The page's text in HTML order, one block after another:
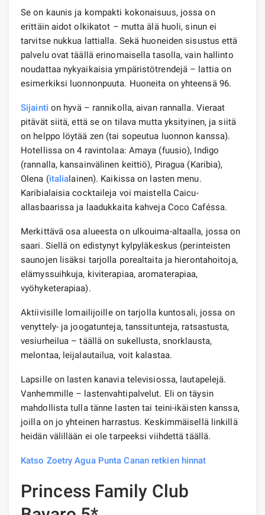
Se on kaunis ja kompakti kokonaisuus, jossa on
erittäin aidot olkikatot – mutta älä huoli, sinun ei
tarvitse nukkua lattialla. Sekä huoneiden sisustus että
palvelu ovat täällä erinomaisella tasolla, vain hallinto
noudattaa nykyaikaisia ​​ympäristötrendejä – lattia on
esimerkiksi luonnonpuuta. Huoneita on yhteensä 96.
Sijainti on hyvä – rannikolla, aivan rannalla. Vieraat
pitävät siitä, että se on tilava mutta yksityinen, ja siitä
on helppo löytää zen (tai sopeutua luonnon kanssa).
Hotellissa on 4 ravintolaa: Amaya (fuusio), Indigo
(rannalla, kansainvälinen keittiö), Piragua (Karibia),
Olena (italialainen). Kaikissa on lasten menu.
Karibialaisia ​​cocktaileja voi maistella Caicu-
allasbaarissa ja laadukkaita kahveja Coco Caféssa.
Merkittävä osa alueesta on ulkouima-altaalla, jossa on
saari. Siellä on edistynyt kylpyläkeskus (perinteisten
saunojen lisäksi tarjolla porealtaita ja hierontahoitoja,
elämyssuihkuja, kiviterapiaa, aromaterapiaa,
vyöhyketerapiaa).
Aktiivisille lomailijoille on tarjolla kuntosali, jossa on
venyttely- ja joogatunteja, tanssitunteja, ratsastusta,
vesiurheilua – täällä on sukellusta, snorklausta,
melontaa, leijalautailua, voit kalastaa.
Lapsille on lasten kanavia televisiossa, lautapelejä.
Vanhemmille – lastenvahtipalvelut. Eli on täysin
mahdollista tulla tänne lasten tai teini-ikäisten kanssa,
joilla on jo yhteinen harrastus. Keskimmäisellä linkillä
heidän välillään ei ole tarpeeksi viihdettä täällä.
Katso Zoetry Agua Punta Canan retkien hinnat
Princess Family Club